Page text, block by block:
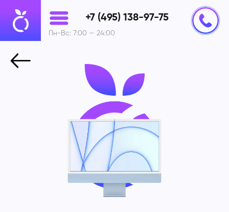
+7 (495) 138-97-75
Пн-Вс: 7:00 — 24:00